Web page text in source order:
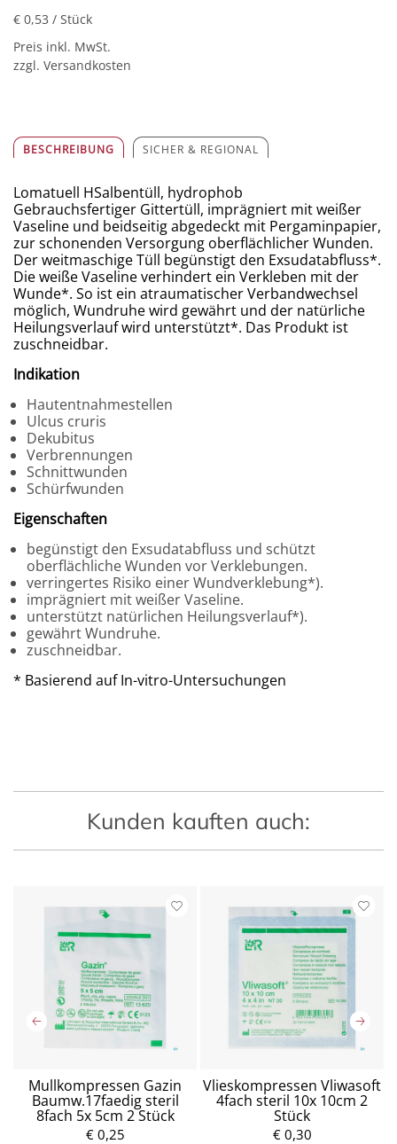
€ 0,53 / Stück
Preis inkl. MwSt.
zzgl. Versandkosten
BESCHREIBUNG SICHER & REGIONAL
Lomatuell HSalbentüll, hydrophob
Gebrauchsfertiger Gittertüll, imprägniert mit weißer
Vaseline und beidseitig abgedeckt mit Pergaminpapier,
zur schonenden Versorgung oberflächlicher Wunden.
Der weitmaschige Tüll begünstigt den Exsudatabfluss*.
Die weiße Vaseline verhindert ein Verkleben mit der
Wunde*. So ist ein atraumatischer Verbandwechsel
möglich, Wundruhe wird gewährt und der natürliche
Heilungsverlauf wird unterstützt*. Das Produkt ist
zuschneidbar.
Indikation
Hautentnahmestellen
Ulcus cruris
Dekubitus
Verbrennungen
Schnittwunden
Schürfwunden
Eigenschaften
begünstigt den Exsudatabfluss und schützt
oberflächliche Wunden vor Verklebungen.
verringertes Risiko einer Wundverklebung*).
imprägniert mit weißer Vaseline.
unterstützt natürlichen Heilungsverlauf*).
gewährt Wundruhe.
zuschneidbar.
* Basierend auf In-vitro-Untersuchungen
Kunden kauften auch:
Mullkompressen Gazin
Baumw.17faedig steril
8fach 5x 5cm 2 Stück
€ 0,25
Vlieskompressen Vliwasoft
4fach steril 10x 10cm 2
Stück
€ 0,30